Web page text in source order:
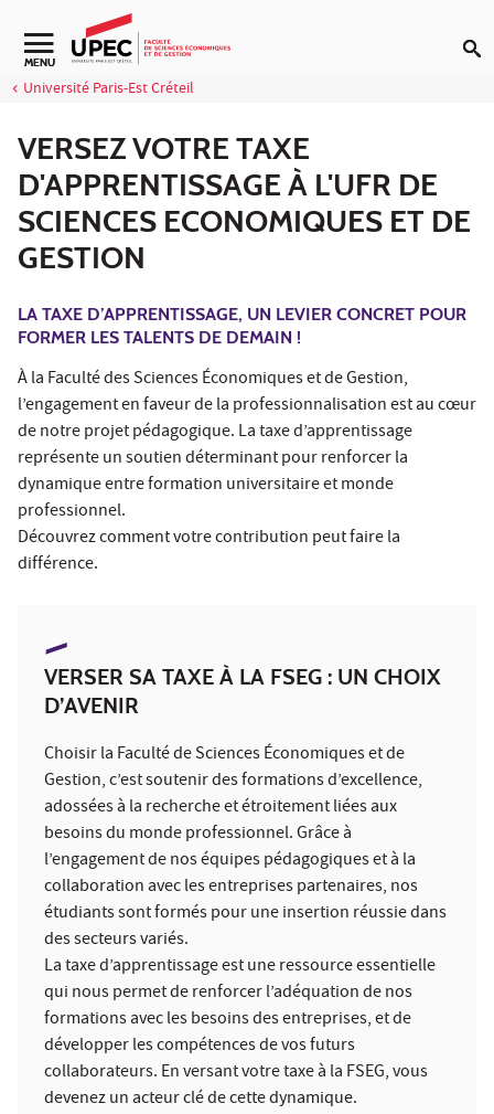
Aller au contenu
Navigation secondaire
MENU
Université Paris-Est Créteil
VERSEZ VOTRE TAXE
D'APPRENTISSAGE À L'UFR DE
SCIENCES ECONOMIQUES ET DE
GESTION
LA TAXE D’APPRENTISSAGE, UN LEVIER CONCRET POUR
FORMER LES TALENTS DE DEMAIN !
À la Faculté des Sciences Économiques et de Gestion,
l’engagement en faveur de la professionnalisation est au cœur
de notre projet pédagogique. La taxe d’apprentissage
représente un soutien déterminant pour renforcer la
dynamique entre formation universitaire et monde
professionnel.
Découvrez comment votre contribution peut faire la
différence.
VERSER SA TAXE À LA FSEG : UN CHOIX
D’AVENIR
Choisir la Faculté de Sciences Économiques et de
Gestion, c’est soutenir des formations d’excellence,
adossées à la recherche et étroitement liées aux
besoins du monde professionnel. Grâce à
l’engagement de nos équipes pédagogiques et à la
collaboration avec les entreprises partenaires, nos
étudiants sont formés pour une insertion réussie dans
des secteurs variés.
La taxe d’apprentissage est une ressource essentielle
qui nous permet de renforcer l’adéquation de nos
formations avec les besoins des entreprises, et de
développer les compétences de vos futurs
collaborateurs. En versant votre taxe à la FSEG, vous
devenez un acteur clé de cette dynamique.